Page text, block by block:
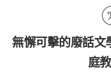
無懈可擊的廢話文
庭